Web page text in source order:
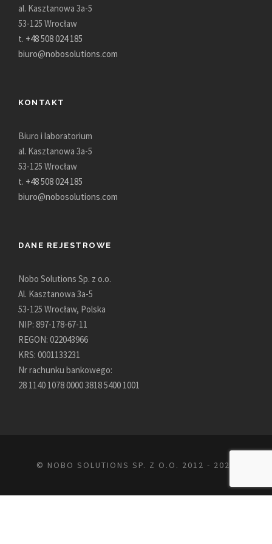
al. Kasztanowa 3a-5
53-125 Wrocław
t. +48 508 024 185
biuro@nobosolutions.com
KONTAKT
Biuro i laboratorium
al. Kasztanowa 3a-5
53-125 Wrocław
t. +48 508 024 185
biuro@nobosolutions.com
DANE REJESTROWE
Nobo Solutions Sp. z o.o.
Al. Kasztanowa 3a-5
53-125 Wrocław, Polska
NIP: 897-178-67-11
REGON: 022043966
KRS: 0001133231
Nr rachunku bankowego:
28 1140 1078 0000 3818 5400 1001
© NOBO SOLUTIONS SP. Z O.O. 2012 - 2026